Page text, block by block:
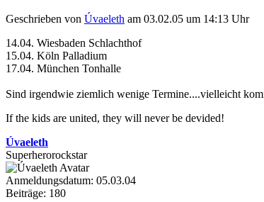
Geschrieben von Úvaeleth am 03.02.05 um 14:13 Uhr
14.04. Wiesbaden Schlachthof
15.04. Köln Palladium
17.04. München Tonhalle
Sind irgendwie ziemlich wenige Termine....vielleicht
If the kids are united, they will never be devided!
Úvaeleth
Superherorockstar
Anmeldungsdatum: 05.03.04
Beiträge: 180